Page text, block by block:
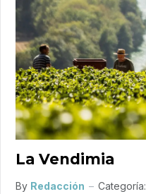
La Vendimia
By Redacción Categoría: